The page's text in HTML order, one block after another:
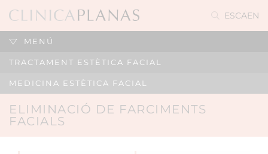
ESCAEN
MENÚ
TRACTAMENT ESTÈTICA FACIAL
MEDICINA ESTÈTICA FACIAL
ELIMINACIÓ DE FARCIMENTS
FACIALS